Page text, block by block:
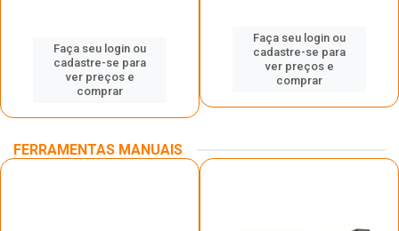
Faça seu login ou
cadastre-se para
ver preços e
comprar
Faça seu login ou
cadastre-se para
ver preços e
comprar
FERRAMENTAS MANUAIS